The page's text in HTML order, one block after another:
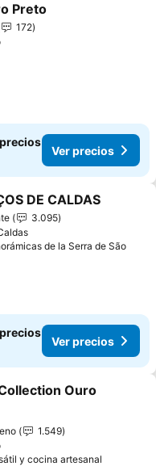
a favoritos
Preto
172
Ver precios
a favoritos
DE CALDAS
3.095
de la Serra de São
Ver precios
a favoritos
Ouro
1.549
y cocina artesanal